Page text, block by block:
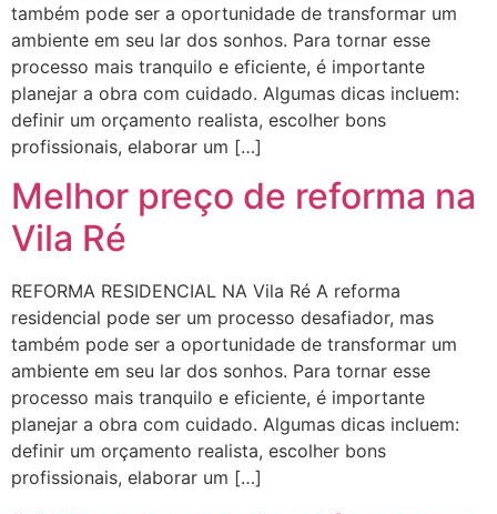
também pode ser a oportunidade de transformar um
ambiente em seu lar dos sonhos. Para tornar esse
processo mais tranquilo e eficiente, é importante
planejar a obra com cuidado. Algumas dicas incluem:
definir um orçamento realista, escolher bons
profissionais, elaborar um […]
Melhor preço de reforma na
Vila Ré
REFORMA RESIDENCIAL NA Vila Ré A reforma
residencial pode ser um processo desafiador, mas
também pode ser a oportunidade de transformar um
ambiente em seu lar dos sonhos. Para tornar esse
processo mais tranquilo e eficiente, é importante
planejar a obra com cuidado. Algumas dicas incluem:
definir um orçamento realista, escolher bons
profissionais, elaborar um […]